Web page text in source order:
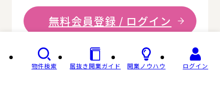
無料会員登録 / ログイン
物件検索 居抜き開業ガイド 開業ノウハウ ログイン